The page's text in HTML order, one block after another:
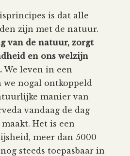
is dat alle
zijn met de natuur.
van de natuur, zorgt
en ons welzijn
We leven in een
nogal ontkoppeld
manier van
vandaag de dag
Het is een
meer dan 5000
steeds toepasbaar in